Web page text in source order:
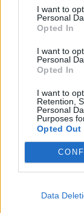
I want to
Personal
Opted In
I want to
Personal
Opted In
I want to
Retention,
Personal
Purposes
Opted Out
Data
καλυτερο καζινο
7signs καζινο
ανεπίσημα
αληθινούς
πρέπει να
έναν ενεργό
παιχνιδιού
τεχνολογιών
Ποια είναι
κίνδυνο